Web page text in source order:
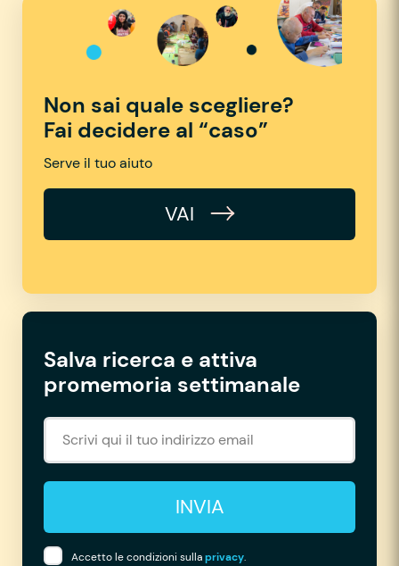
Non sai quale scegliere?
Fai decidere al “caso”
Serve il tuo aiuto
VAI
Salva ricerca e attiva
promemoria settimanale
INVIA
Accetto le condizioni sullaprivacy.